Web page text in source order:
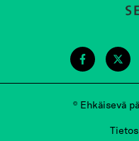
© Ehkäisevä